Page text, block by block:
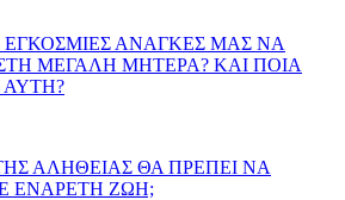
ΕΓΚΟΣΜΙΕΣ ΑΝΑΓΚΕΣ ΜΑΣ ΝΑ
ΜΕΓΑΛΗ ΜΗΤΕΡΑ? ΚΑΙ ΠΟΙΑ
ΑΥΤΗ?
ΑΛΗΘΕΙΑΣ ΘΑ ΠΡΕΠΕΙ ΝΑ
ΕΝΑΡΕΤΗ ΖΩΗ;